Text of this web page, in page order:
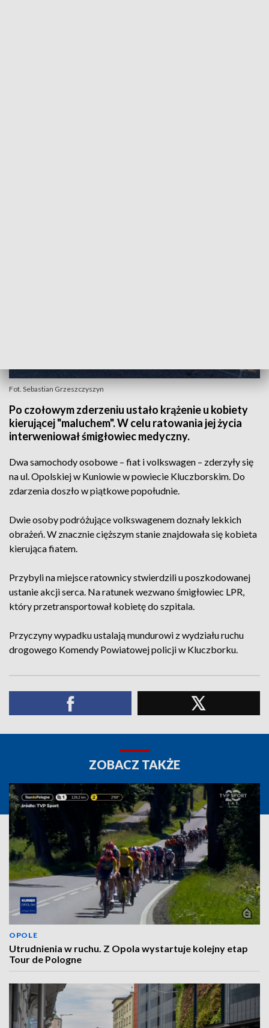
Fot. Sebastian Grzeszczyszyn
Po czołowym zderzeniu ustało krążenie u kobiety
kierującej "maluchem". W celu ratowania jej życia
interweniował śmigłowiec medyczny.
Dwa samochody osobowe – fiat i volkswagen – zderzyły się
na ul. Opolskiej w Kuniowie w powiecie Kluczborskim. Do
zdarzenia doszło w piątkowe popołudnie.
Dwie osoby podróżujące volkswagenem doznały lekkich
obrażeń. W znacznie cięższym stanie znajdowała się kobieta
kierująca fiatem.
Przybyli na miejsce ratownicy stwierdzili u poszkodowanej
ustanie akcji serca. Na ratunek wezwano śmigłowiec LPR,
który przetransportował kobietę do szpitala.
Przyczyny wypadku ustalają mundurowi z wydziału ruchu
drogowego Komendy Powiatowej policji w Kluczborku.
ZOBACZ TAKŻE
OPOLE
Utrudnienia w ruchu. Z Opola wystartuje kolejny etap
Tour de Pologne